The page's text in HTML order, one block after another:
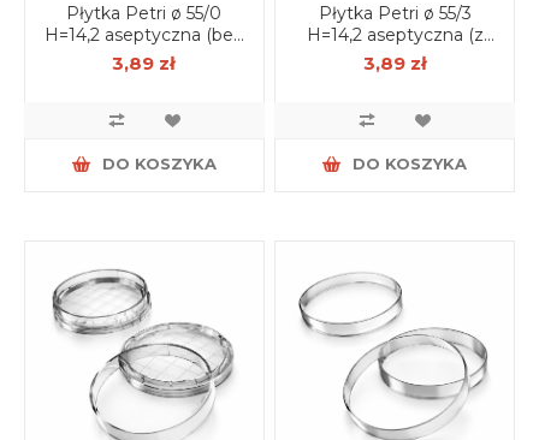
Płytka Petri ø 55/0
H=14,2 aseptyczna (bez
wentylacji) op. 15 szt.
3,89 zł
DO KOSZYKA
Płytka Petri ø 55/3
H=14,2 aseptyczna (z
wentylacją) op. 15 szt.
3,89 zł
DO KOSZYKA